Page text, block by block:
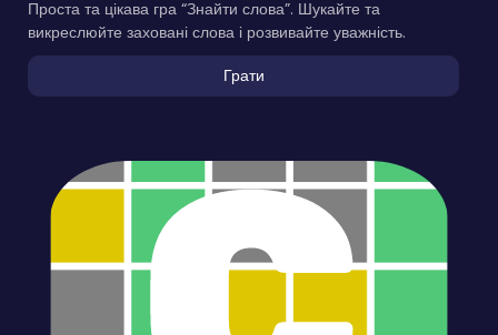
Проста та цікава гра “Знайти слова”. Шукайте та
викреслюйте заховані слова і розвивайте уважність.
Грати